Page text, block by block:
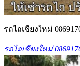
รถไถเชียงใหม่
รถไถเชียงใหม่